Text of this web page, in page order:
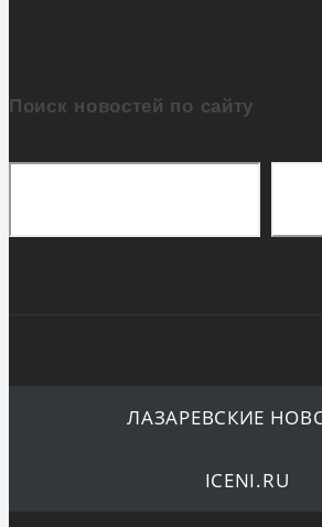
Поиск новостей по сайту
ЛАЗАРЕВСКИЕ
ICENI.RU